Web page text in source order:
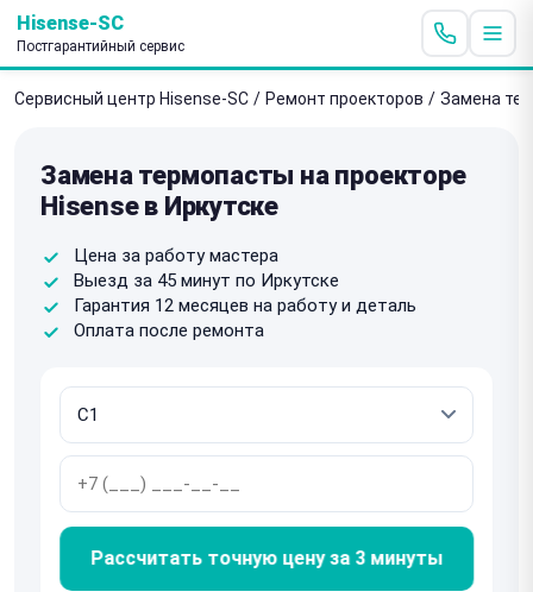
Hisense-SC
Постгарантийный сервис
Сервисный центр Hisense-SC / Ремонт проекторов / Замена
Замена термопасты на проекторе
Hisense в Иркутске
Цена за работу мастера
Выезд за 45 минут по Иркутске
Гарантия 12 месяцев на работу и деталь
Оплата после ремонта
Рассчитать точную цену за 3 минуты